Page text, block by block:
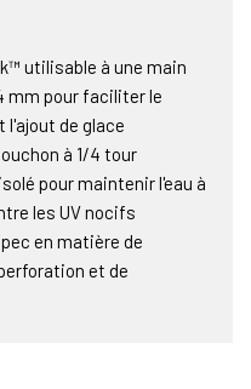
utilisable à une main
mm pour faciliter le
l'ajout de glace
à 1/4 tour
pour maintenir l'eau à
les UV nocifs
en matière de
et de